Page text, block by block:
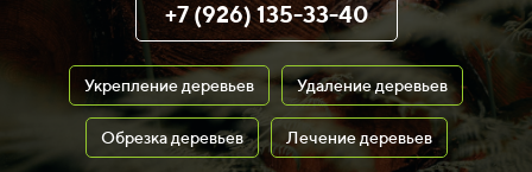
+7 (926) 135-33-40
Укрепление деревьев Удаление деревьев
Обрезка деревьев Лечение деревьев